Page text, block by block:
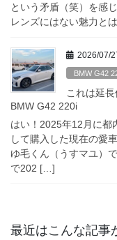
という矛盾（笑）を感
レンズにはない魅力と
2026/07/
BMW G42
これは延
BMW G42 220i
はい！2025年12月に都
して購入した現在の愛
ゆ毛くん（うすマユ）
で202 […]
最近はこんな記事